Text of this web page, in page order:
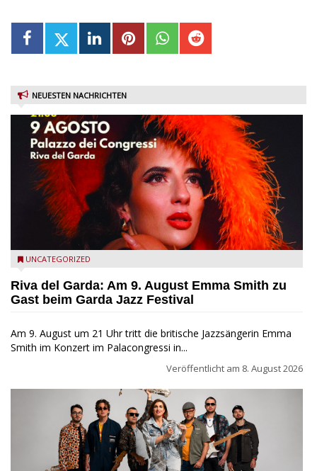
NEUESTEN NACHRICHTEN
Riva del Garda - Emma Smith zu Gast beim Garda Jazz
UNCATEGORIZED
Riva del Garda: Am 9. August Emma Smith zu
Gast beim Garda Jazz Festival
Am 9. August um 21 Uhr tritt die britische Jazzsängerin Emma
Smith im Konzert im Palacongressi in...
Veröffentlicht am 8. August 2026